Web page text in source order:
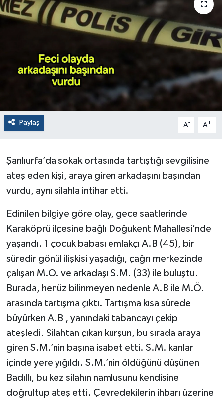
Paylaş A- A+
Şanlıurfa’da sokak ortasında tartıştığı sevgilisine
ateş eden kişi, araya giren arkadaşını başından
vurdu, aynı silahla intihar etti.
Edinilen bilgiye göre olay, gece saatlerinde
Karaköprü ilçesine bağlı Doğukent Mahallesi’nde
yaşandı. 1 çocuk babası emlakçı A.B (45), bir
süredir gönül ilişkisi yaşadığı, çağrı merkezinde
çalışan M.Ö. ve arkadaşı S.M. (33) ile buluştu.
Burada, henüz bilinmeyen nedenle A.B ile M.Ö.
arasında tartışma çıktı. Tartışma kısa sürede
büyürken A.B , yanındaki tabancayı çekip
ateşledi. Silahtan çıkan kurşun, bu sırada araya
giren S.M.’nin başına isabet etti. S.M. kanlar
içinde yere yığıldı. S.M.’nin öldüğünü düşünen
Badıllı, bu kez silahın namlusunu kendisine
doğrultup ateş etti. Çevredekilerin ihbarı üzerine